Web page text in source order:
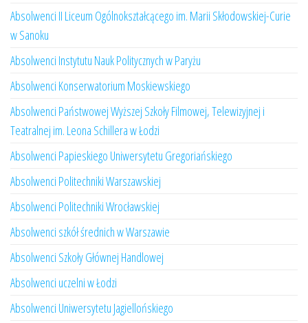
Absolwenci II Liceum Ogólnokształcącego im. Marii Skłodowskiej-Curie
w Sanoku
Absolwenci Instytutu Nauk Politycznych w Paryżu
Absolwenci Konserwatorium Moskiewskiego
Absolwenci Państwowej Wyższej Szkoły Filmowej, Telewizyjnej i
Teatralnej im. Leona Schillera w Łodzi
Absolwenci Papieskiego Uniwersytetu Gregoriańskiego
Absolwenci Politechniki Warszawskiej
Absolwenci Politechniki Wrocławskiej
Absolwenci szkół średnich w Warszawie
Absolwenci Szkoły Głównej Handlowej
Absolwenci uczelni w Łodzi
Absolwenci Uniwersytetu Jagiellońskiego